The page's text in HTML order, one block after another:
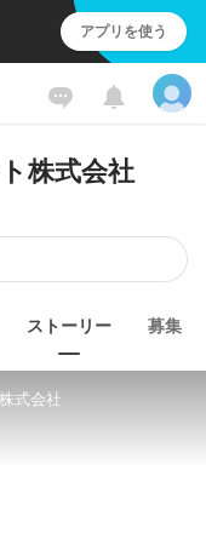
アプリを使う
株式会社
ストーリー 募集
式会社